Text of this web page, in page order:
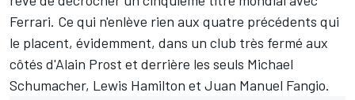
Ferrari. Ce qui n'enlève rien aux quatre précédents qui
le placent, évidemment, dans un club très fermé aux
côtés d'Alain Prost et derrière les seuls Michael
Schumacher, Lewis Hamilton et Juan Manuel Fangio.